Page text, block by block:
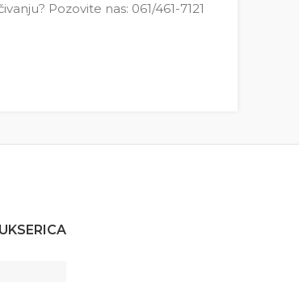
Pozovite nas: 061/461-7121